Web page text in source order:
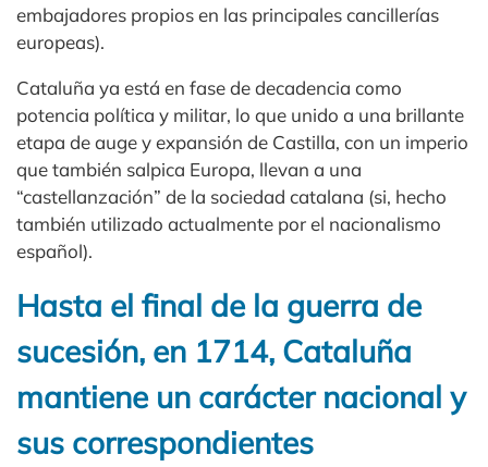
embajadores propios en las principales cancillerías
europeas).
Cataluña ya está en fase de decadencia como
potencia política y militar, lo que unido a una brillante
etapa de auge y expansión de Castilla, con un imperio
que también salpica Europa, llevan a una
“castellanzación” de la sociedad catalana (si, hecho
también utilizado actualmente por el nacionalismo
español).
Hasta el final de la guerra de
sucesión, en 1714, Cataluña
mantiene un carácter nacional y
sus correspondientes